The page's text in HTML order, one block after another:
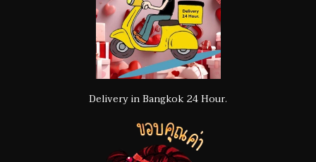
Delivery in Bangkok 24 Hour.